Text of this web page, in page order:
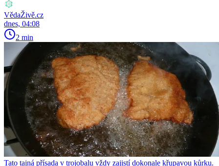
VědaŽivě.cz
dnes, 04:08
2 min
Tato tajná přísada v trojobalu vždy zajistí dokonale křupavou kůrku.